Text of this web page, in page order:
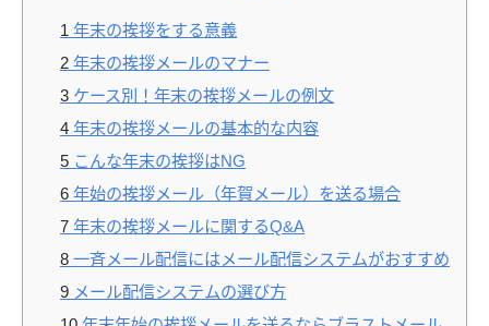
1 年末の挨拶をする意義
2 年末の挨拶メールのマナー
3 ケース別！年末の挨拶メールの例文
4 年末の挨拶メールの基本的な内容
5 こんな年末の挨拶はNG
6 年始の挨拶メール（年賀メール）を送る場合
7 年末の挨拶メールに関するQ&A
8 一斉メール配信にはメール配信システムがおすすめ
9 メール配信システムの選び方